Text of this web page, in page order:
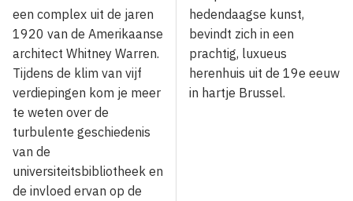
een complex uit de jaren
1920 van de Amerikaanse
architect Whitney Warren.
Tijdens de klim van vijf
verdiepingen kom je meer
te weten over de
turbulente geschiedenis
van de
universiteitsbibliotheek en
de invloed ervan op de
hedendaagse kunst,
bevindt zich in een
prachtig, luxueus
herenhuis uit de 19e eeuw
in hartje Brussel.